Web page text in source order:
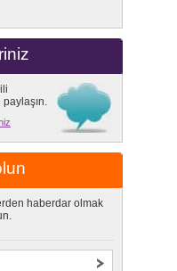
haberdar olmak